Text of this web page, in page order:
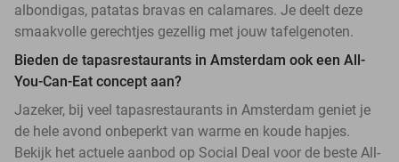
albondigas, patatas bravas en calamares. Je deelt deze
smaakvolle gerechtjes gezellig met jouw tafelgenoten.
Bieden de tapasrestaurants in Amsterdam ook een All-
You-Can-Eat concept aan?
Jazeker, bij veel tapasrestaurants in Amsterdam geniet je
de hele avond onbeperkt van warme en koude hapjes.
Bekijk het actuele aanbod op Social Deal voor de beste All-